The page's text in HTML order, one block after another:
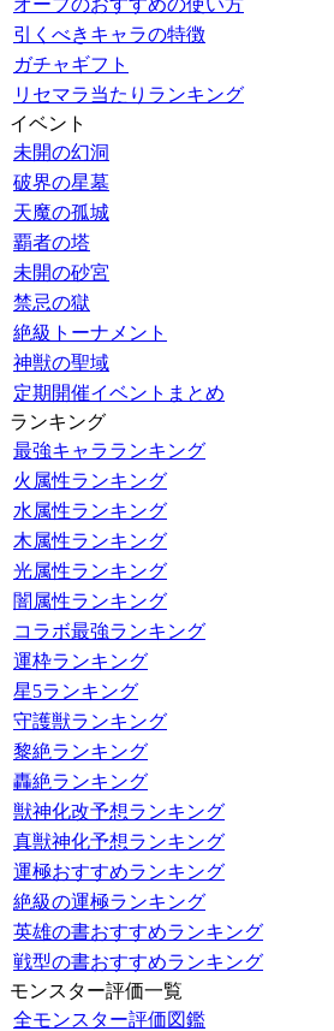
オーブのおすすめの使い方
引くべきキャラの特徴
ガチャギフト
リセマラ当たりランキング
イベント
未開の幻洞
破界の星墓
天魔の孤城
覇者の塔
未開の砂宮
禁忌の獄
絶級トーナメント
神獣の聖域
定期開催イベントまとめ
ランキング
最強キャラランキング
火属性ランキング
水属性ランキング
木属性ランキング
光属性ランキング
闇属性ランキング
コラボ最強ランキング
運枠ランキング
星5ランキング
守護獣ランキング
黎絶ランキング
轟絶ランキング
獣神化改予想ランキング
真獣神化予想ランキング
運極おすすめランキング
絶級の運極ランキング
英雄の書おすすめランキング
戦型の書おすすめランキング
モンスター評価一覧
全モンスター評価図鑑